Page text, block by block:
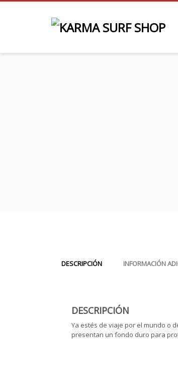
DESCRIPCIÓN INFORMACIÓN
DESCRIPCIÓN
Ya estés de viaje por el mundo o
presentan un fondo duro para